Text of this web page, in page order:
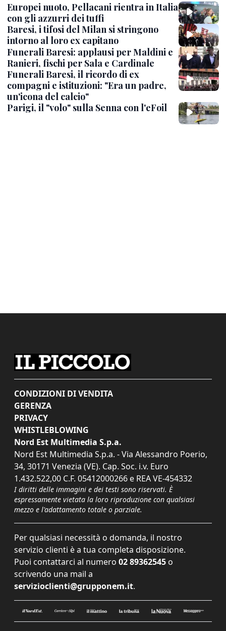
Europei nuoto, Pellacani rientra in Italia
con gli azzurri dei tuffi
Baresi, i tifosi del Milan si stringono
intorno al loro ex capitano
Funerali Baresi: applausi per Maldini e
Ranieri, fischi per Sala e Cardinale
Funerali Baresi, il ricordo di ex
compagni e istituzioni: "Era un padre,
un'icona del calcio"
Parigi, il "volo" sulla Senna con l'eFoil
CONDIZIONI DI VENDITA
GERENZA
PRIVACY
WHISTLEBLOWING
Nord Est Multimedia S.p.a.
Nord Est Multimedia S.p.a. - Via Alessandro Poerio,
34, 30171 Venezia (VE). Cap. Soc. i.v. Euro
1.432.522,00 C.F. 05412000266 e REA VE-454332
I diritti delle immagini e dei testi sono riservati. È
espressamente vietata la loro riproduzione con qualsiasi
mezzo e l'adattamento totale o parziale.
Per qualsiasi necessità o domanda, il nostro
servizio clienti è a tua completa disposizione.
Puoi contattarci al numero 02 89362545 o
scrivendo una mail a
servizioclienti@grupponem.it.